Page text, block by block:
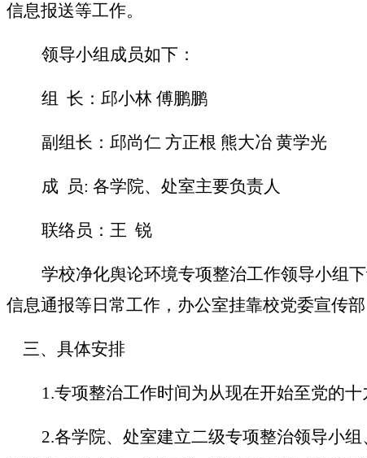
信息报送等工作。
领导小组成员如下：
组 长：邱小林 傅鹏鹏
副组长：邱尚仁 方正根 熊大冶 黄学光
成 员: 各学院、处室主要负责人
联络员：王 锐
学校净化舆论环境专项整治工作领导小组
信息通报等日常工作，办公室挂靠校党委宣传
三、具体安排
1.专项整治工作时间为从现在开始至党的十
2.各学院、处室建立二级专项整治领导小